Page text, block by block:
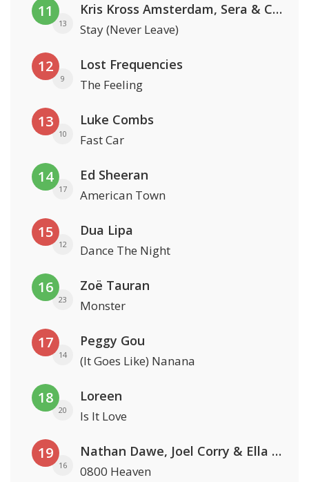
11
13
Kris Kross Amsterdam, Sera & Conor Maynard
Stay (Never Leave)
12
9
Lost Frequencies
The Feeling
13
10
Luke Combs
Fast Car
14
17
Ed Sheeran
American Town
15
12
Dua Lipa
Dance The Night
16
23
Zoë Tauran
Monster
17
14
Peggy Gou
(It Goes Like) Nanana
18
20
Loreen
Is It Love
19
16
Nathan Dawe, Joel Corry & Ella Henderson
0800 Heaven